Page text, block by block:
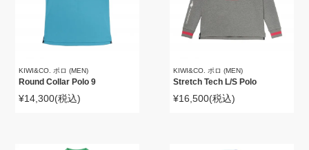
KIWI&CO. ポロ (MEN)
Round Collar Polo 9
¥14,300(税込)
KIWI&CO. ポロ (MEN)
Stretch Tech L/S Polo
¥16,500(税込)